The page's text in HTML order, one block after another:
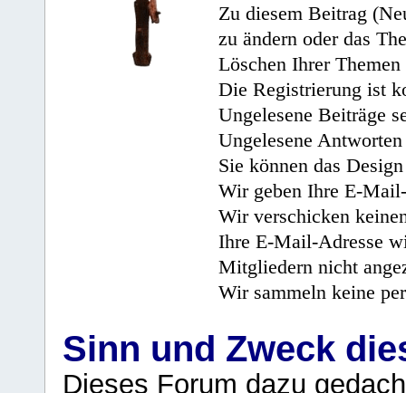
Zu diesem Beitrag
zu ändern oder das
Löschen Ihrer
Die Registrierung ist
Ungelesene Beiträge
Ungelesene
Sie können das
Wir geben Ihre E-
Wir verschicken
Ihre E-Mail-Adresse
Mitgliedern nicht
Wir sammeln keine
Sinn und Zweck
Dieses Forum dazu